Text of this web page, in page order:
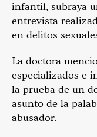
infantil, subraya
entrevista
en delitos
La doctora
especializados e
la prueba de un
asunto de la
abusador.